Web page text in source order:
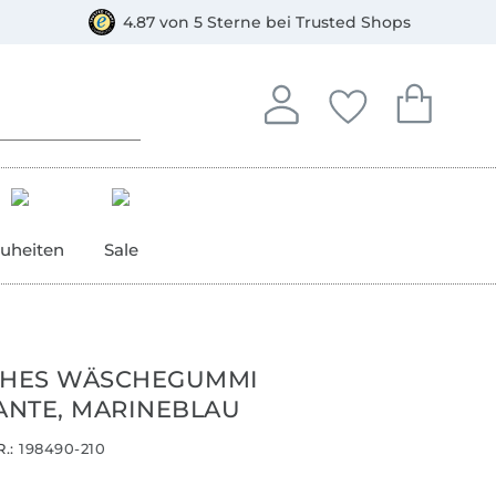
4.87 von 5 Sterne bei Trusted Shops
Anmelden
In deinem Konto
Deine
Du hast keine
Dein
Du hast
Sale
WÄSCHEGUMMI
MARINEBLAU
198490-210